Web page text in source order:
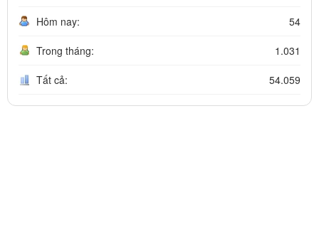
Hôm nay: 54
Trong tháng: 1.031
Tất cả: 54.059